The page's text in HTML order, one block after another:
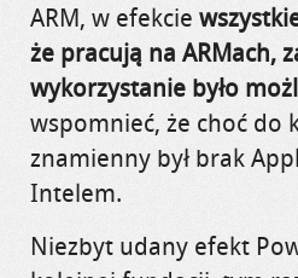
ARM, w efekcie
że pracują na ARMach,
wykorzystanie było
wspomnieć, że choć do
znamienny był brak
Intelem.
Niezbyt udany efekt